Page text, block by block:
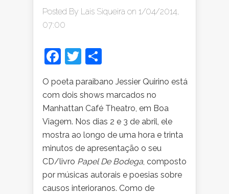
Posted By Lais Siqueira on 1/04/2014,
07:00
Facebook
Twitter
O poeta paraibano Jessier Quirino está
com dois shows marcados no
Manhattan Café Theatro, em Boa
Viagem. Nos dias 2 e 3 de abril, ele
mostra ao longo de uma hora e trinta
minutos de apresentação o seu
CD/livro Papel De Bodega, composto
por músicas autorais e poesias sobre
causos interioranos. Como de